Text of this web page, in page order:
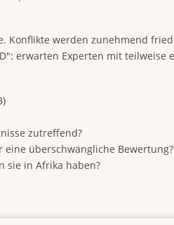
Konflikte werden zunehmend
erwarten Experten mit
zutreffend?
überschwängliche Bewertung?
sie in Afrika haben?